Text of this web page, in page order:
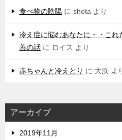
食べ物の陰陽 に shota より
冷え症に悩むあなたに・・こ
善の話 に ロイス より
赤ちゃんと冷えとり に 大浜 よ
アーカイブ
2019年11月